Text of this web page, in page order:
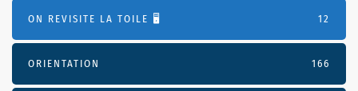
ON REVISITE LA TOILE 🖥️ 12
ORIENTATION 166